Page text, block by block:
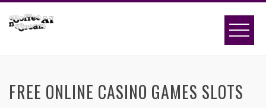
FREE ONLINE CASINO GAMES SLOTS